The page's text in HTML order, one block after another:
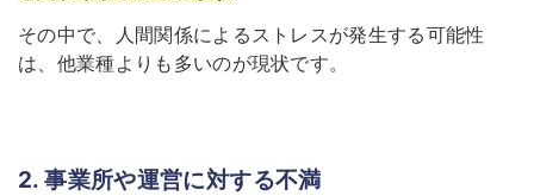
その中で、人間関係によるストレスが発生する可能性
は、他業種よりも多いのが現状です。
2. 事業所や運営に対する不満